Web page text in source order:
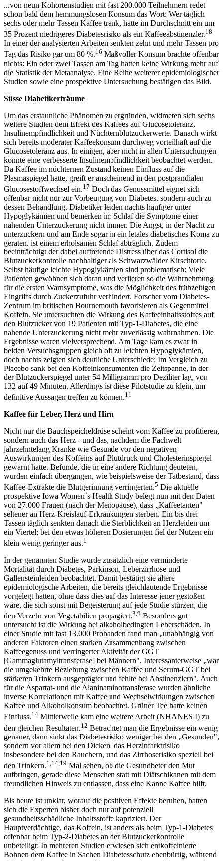
...von neun Kohortenstudien mit fast 200.000 Teilnehmern redet
schon bald dem hemmungslosen Konsum das Wort: Wer täglich
sechs oder mehr Tassen Kaffee trank, hatte im Durchschnitt ein um
35 Prozent niedrigeres Diabetesrisiko als ein Kaffeeabstinenzler.18
In einer der analysierten Arbeiten senkten zehn und mehr Tassen pro
Tag das Risiko gar um 80 %.16 Maßvoller Konsum brachte offenbar
nichts: Ein oder zwei Tassen am Tag hatten keine Wirkung mehr auf
die Statistik der Metaanalyse. Eine Reihe weiterer epidemiologischer
Studien sowie eine prospektive Untersuchung bestätigen das Bild.
Süsse Diabetikerträume
Um das erstaunliche Phänomen zu ergründen, widmeten sich sechs
weitere Studien dem Effekt des Kaffees auf Glucosetoleranz,
Insulinempfindlichkeit und Nüchternblutzuckerwerte. Danach wirkt
sich bereits moderater Kaffeekonsum durchweg vorteilhaft auf die
Glucosetoleranz aus. In einigen, aber nicht in allen Untersuchungen
konnte eine verbesserte Insulinempfindlichkeit beobachtet werden.
Da Kaffee im nüchternen Zustand keinen Einfluss auf die
Plasmaspiegel hatte, greift er anscheinend in den postprandialen
Glucosestoffwechsel ein.17 Doch das Genussmittel eignet sich
offenbar nicht nur zur Vorbeugung von Diabetes, sondern auch zu
dessen Behandlung. Diabetiker leiden nachts häufiger unter
Hypoglykämien und bemerken im Schlaf die Symptome einer
nahenden Unterzuckerung nicht immer. Die Angst, in der Nacht zu
unterzuckern und am Ende sogar in ein letales diabetisches Koma zu
geraten, ist einem erholsamen Schlaf abträglich. Zudem
beeinträchtigt der dabei auftretende Distress über das Cortisol die
Blutzuckerkontrolle nachhaltiger als Schwarzwälder Kirschtorte.
Selbst häufige leichte Hypoglykämien sind problematisch: Viele
Patienten gewöhnen sich daran und verlieren so die Wahrnehmung
für die ersten Warnsymptome, was die Möglichkeit des frühzeitigen
Eingriffs durch Zuckerzufuhr verhindert. Forscher vom Diabetes-
Zentrum im britischen Bournemouth favorisieren als Gegenmittel
Koffein. Sie untersuchten die Wirkung des Kaffeeinhaltsstoffes auf
den Blutzucker von 19 Patienten mit Typ-1-Diabetes, die eine
nahende Unterzuckerung nicht mehr zuverlässig wahrnahmen. Die
Ergebnisse waren vielversprechend. Am Tage kam es zwar in
beiden Versuchsgruppen gleich oft zu leichten Hypoglykämien,
doch nachts zeigten sich deutliche Unterschiede: Im Vergleich zu
Placebo sank bei den Koffeinkonsumenten die Zeitspanne, in der
der Blutzuckerspiegel unter 54 Milligramm pro Deziliter lag, von
132 auf 49 Minuten. Allerdings ist diese Pilotstudie zu klein, um
definitive Aussagen treffen zu können.11
Kaffee für Leber, Herz und Hirn
Nicht nur die Bauchspeicheldrüse scheint vom Kaffee zu profitieren,
sondern auch das Herz - und das, nachdem die Fachwelt
jahrzehntelang Kranke wie Gesunde vor den negativen
Auswirkungen des Koffeins auf Blutdruck und Cholesterinspiegel
gewarnt hatte. Befunde, die in eine andere Richtung deuteten,
wurden einfach übergangen, wie beispielsweise der Tatbestand, dass
Kaffee-Extrakte die Blutgerinnung verringerten.5 Die aktuelle
prospektive Iowa Women´s Health Study belegt nun mit den Daten
von 27.000 Frauen (nach der Menopause), dass „Kaffeetanten"
seltener an Herz-Kreislauf-Erkrankungen sterben. Ein bis drei
Tassen täglich senkten danach die Sterblichkeit an Herzleiden um
ein Viertel; bei den etwas höheren Dosierungen fiel der Nutzen ein
klein wenig geringer aus.1
In der genannten Studie wurde zusätzlich eine verminderte
Mortalität durch Diabetes, Parkinson, Leberzirrhose und
Gallensteinleiden beobachtet. Damit bestätigt sie ältere
epidemiologische Arbeiten, die bereits gleichlautende Ergebnisse
vorgelegt hatten, ohne dass dies auf das Interesse jener gestoßen
wäre, die sich sonst mit Begeisterung auf jede Studie stürzen, die
den Verzehr von Vegetabilien propagiert.3,9 Besonders gut
untersucht ist die Wirkung bei alkoholbedingten Leberschäden. In
einer Studie mit fast 13.000 Probanden fand man „unabhängig von
anderen Faktoren einen starken Zusammenhang zwischen
Kaffeegenuss und verringerter Aktivität der GGT
[Gammaglutamyltransferase] bei Männern". Interessanterweise „war
die umgekehrte Beziehung zwischen Kaffee und Serum-GGT bei
stärkeren Trinkern ausgeprägter und fehlte bei Abstinenzlern". Auch
für die Aspartat- und die Alaninaminotransferase wurden ähnliche
inverse Korrelationen mit Kaffee und Wechselwirkungen zwischen
Kaffee und Alkoholkonsum beobachtet. Grüner Tee hatte keinen
Einfluss.14 Mittlerweile kam eine weitere Arbeit (NHANES I) zu
den gleichen Resultaten.12 Betrachtet man die Ergebnisse ein wenig
genauer, dann sinkt das Diabetesrisiko weniger bei den „Gesunden",
sondern vor allem bei den Dicken, das Herzinfarktrisiko
insbesondere bei den Rauchern, und das Zirrhoserisiko speziell bei
den Trinkern.1,14,19 Mal sehen, ob die Gesundbeter den Mut
aufbringen, gerade diese Menschen statt mit Diätschikanen mit dem
freundlichen Hinweis zu entlassen, dass eine Kanne Kaffee hilft.
Bis heute ist unklar, worauf die positiven Effekte beruhen, hatten
sich die Experten bisher doch nur auf potenziell
gesundheitsschädliche Inhaltsstoffe kapriziert. Der
Hauptverdächtige, das Koffein, ist anders als beim Typ-1-Diabetes
offenbar beim Typ-2-Diabetes an der Blutzuckerkontrolle
unbeteiligt: In mehreren Studien erwiesen sich entkoffeinierte
Bohnen dem Kaffee in Sachen Diabetesschutz ebenbürtig, während